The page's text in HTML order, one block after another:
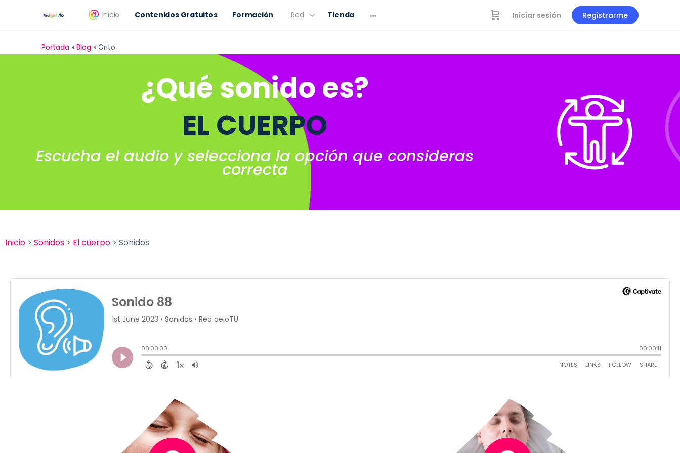
Inicio Contenidos Gratuitos Formación Red Tienda Iniciar sesión Registrarme
Portada » Blog » Grito
¿Qué sonido es?
EL CUERPO
Escucha el audio y selecciona la opción que consideras
correcta
Inicio > Sonidos > El cuerpo > Sonidos